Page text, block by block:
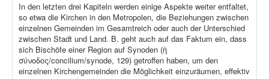
In den letzten drei Kapiteln werden einige Aspekte weiter entfaltet,
so etwa die Kirchen in den Metropolen, die Beziehungen zwischen
einzelnen Gemeinden im Gesamtreich oder auch der Unterschied
zwischen Stadt und Land. B. geht auch auf das Faktum ein, dass
sich Bischöfe einer Region auf Synoden (ἡ
σύνοδος/concilium/synode, 129) getroffen haben, um den
einzelnen Kirchengemeinden die Möglichkeit einzuräumen, effektiv